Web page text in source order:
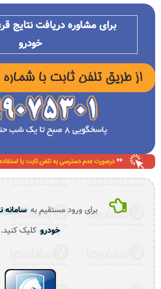
برای مشاوره دریافت نتایج
خودرو
برای ورود مستقیم به سامانه
خودروکلیک کنید.